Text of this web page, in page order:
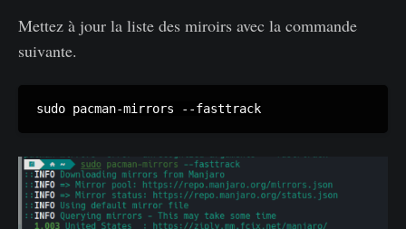
Mettez à jour la liste des miroirs avec la commande
suivante.